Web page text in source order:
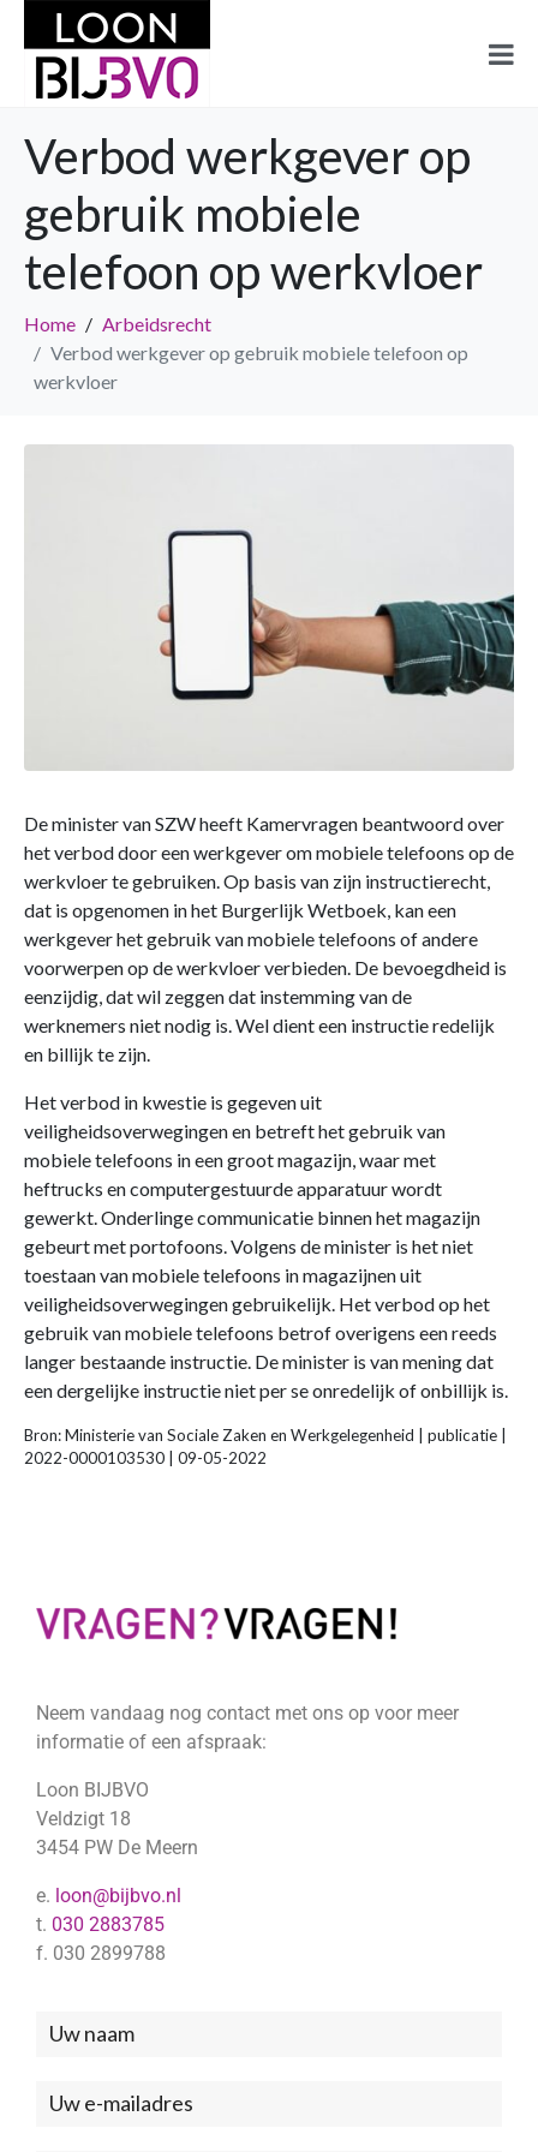
Verbod werkgever op
gebruik mobiele
telefoon op werkvloer
Home
Arbeidsrecht
Verbod werkgever op gebruik mobiele telefoon op
werkvloer
De minister van SZW heeft Kamervragen beantwoord over
het verbod door een werkgever om mobiele telefoons op de
werkvloer te gebruiken. Op basis van zijn instructierecht,
dat is opgenomen in het Burgerlijk Wetboek, kan een
werkgever het gebruik van mobiele telefoons of andere
voorwerpen op de werkvloer verbieden. De bevoegdheid is
eenzijdig, dat wil zeggen dat instemming van de
werknemers niet nodig is. Wel dient een instructie redelijk
en billijk te zijn.
Het verbod in kwestie is gegeven uit
veiligheidsoverwegingen en betreft het gebruik van
mobiele telefoons in een groot magazijn, waar met
heftrucks en computergestuurde apparatuur wordt
gewerkt. Onderlinge communicatie binnen het magazijn
gebeurt met portofoons. Volgens de minister is het niet
toestaan van mobiele telefoons in magazijnen uit
veiligheidsoverwegingen gebruikelijk. Het verbod op het
gebruik van mobiele telefoons betrof overigens een reeds
langer bestaande instructie. De minister is van mening dat
een dergelijke instructie niet per se onredelijk of onbillijk is.
Bron: Ministerie van Sociale Zaken en Werkgelegenheid | publicatie |
2022-0000103530 | 09-05-2022
Neem vandaag nog contact met ons op voor meer
informatie of een afspraak:
Loon BIJBVO
Veldzigt 18
3454 PW De Meern
e. loon@bijbvo.nl
t. 030 2883785
f. 030 2899788
Neem
met